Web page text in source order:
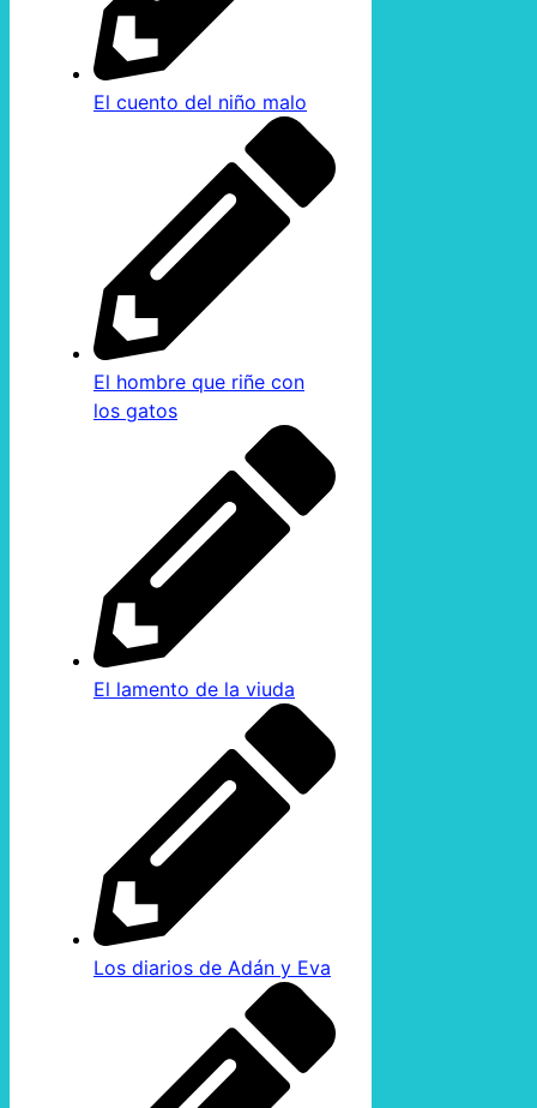
El cuento del niño malo
El hombre que riñe con
los gatos
El lamento de la viuda
Los diarios de Adán y Eva